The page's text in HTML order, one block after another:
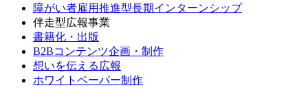
障がい者雇用推進型長期インターンシップ
伴走型広報事業
書籍化・出版
B2Bコンテンツ企画・制作
想いを伝える広報
ホワイトペーパー制作